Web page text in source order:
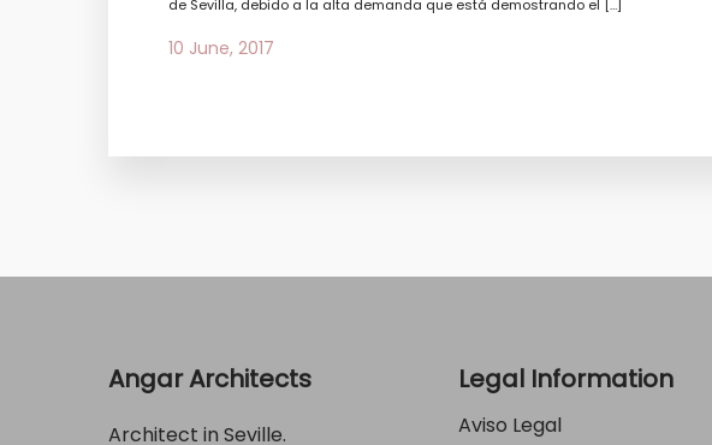
de Sevilla, debido a la alta demanda que está demostrando el […]
10 June, 2017
Angar Architects
Architect in Seville.
Legal Information
Aviso Legal